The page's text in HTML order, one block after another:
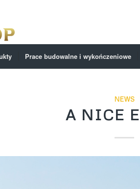
Prace budowalne i wykończeniowe
NEWS
A NICE